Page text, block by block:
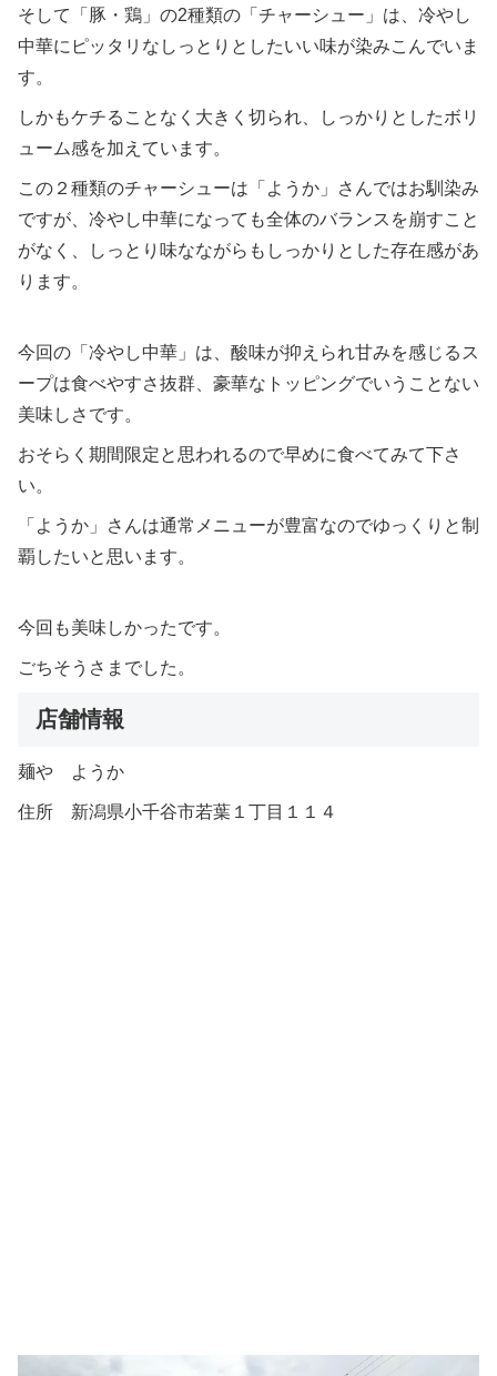
そして「豚・鶏」の2種類の「チャーシュー」は、冷やし
中華にピッタリなしっとりとしたいい味が染みこんでいま
す。
しかもケチることなく大きく切られ、しっかりとしたボリ
ューム感を加えています。
この２種類のチャーシューは「ようか」さんではお馴染み
ですが、冷やし中華になっても全体のバランスを崩すこと
がなく、しっとり味なながらもしっかりとした存在感があ
ります。
今回の「冷やし中華」は、酸味が抑えられ甘みを感じるス
ープは食べやすさ抜群、豪華なトッピングでいうことない
美味しさです。
おそらく期間限定と思われるので早めに食べてみて下さ
い。
「ようか」さんは通常メニューが豊富なのでゆっくりと制
覇したいと思います。
今回も美味しかったです。
ごちそうさまでした。
店舗情報
麺や ようか
住所 新潟県小千谷市若葉１丁目１１４